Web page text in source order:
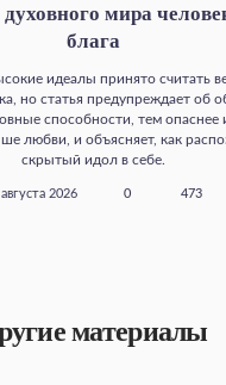
мира
блага
идеалы принято считать
но статья предупреждает об
способности, тем опаснее
любви, и объясняет, как
скрытый идол в себе.
2026 0 473
материалы